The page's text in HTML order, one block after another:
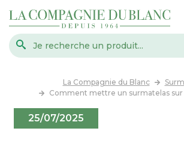
La Compagnie du Blanc
Comment mettre un surmatelas sur
25/07/2025